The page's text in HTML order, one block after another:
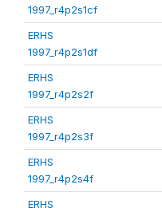
1997_r4p2s1cf
ERHS
1997_r4p2s1df
ERHS
1997_r4p2s2f
ERHS
1997_r4p2s3f
ERHS
1997_r4p2s4f
ERHS